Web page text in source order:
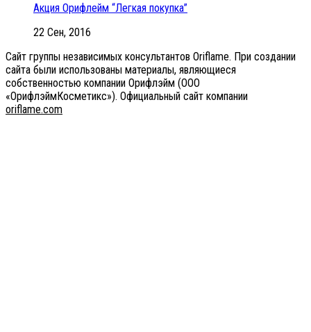
Акция Орифлейм “Легкая покупка”
22 Сен, 2016
Сайт группы независимых консультантов Oriflame. При создании
сайта были использованы материалы, являющиеся
собственностью компании Орифлэйм (ООО
«ОрифлэймКосметикс»). Официальный сайт компании
оriflаme.соm